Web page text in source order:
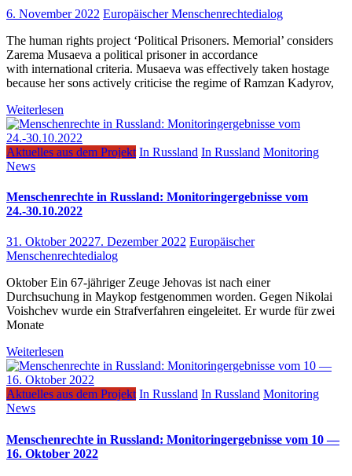
6. November 2022 Europäischer Menschenrechtedialog
The human rights project ‘Political Prisoners. Memorial’ considers
Zarema Musaeva a political prisoner in accordance
with international criteria. Musaeva was effectively taken hostage
because her sons actively criticise the regime of Ramzan Kadyrov,
Weiterlesen
Aktuelles aus dem Projekt In Russland In Russland Monitoring
News
Menschenrechte in Russland: Monitoringergebnisse vom
24.-30.10.2022
31. Oktober 20227. Dezember 2022 Europäischer
Menschenrechtedialog
Oktober Ein 67-jähriger Zeuge Jehovas ist nach einer
Durchsuchung in Maykop festgenommen worden. Gegen Nikolai
Voishchev wurde ein Strafverfahren eingeleitet. Er wurde für zwei
Monate
Weiterlesen
Aktuelles aus dem Projekt In Russland In Russland Monitoring
News
Menschenrechte in Russland: Monitoringergebnisse vom 10 —
16. Oktober 2022